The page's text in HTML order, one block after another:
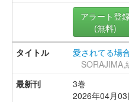
アラート登
(無料)
愛されてる場
SORAJIMA,
3巻
2026年04月03